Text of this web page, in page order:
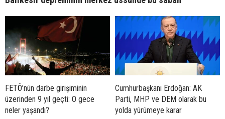
FETÖ’nün darbe girişiminin
üzerinden 9 yıl geçti: O gece
neler yaşandı?
Cumhurbaşkanı Erdoğan: AK
Parti, MHP ve DEM olarak bu
yolda yürümeye karar